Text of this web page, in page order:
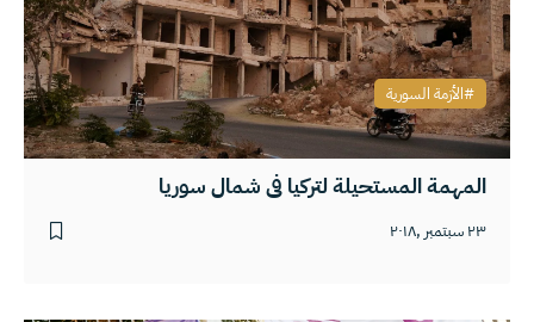
المهمة المستحيلة لتركيا في شمال سوريا
٢٣ سبتمبر ,٢٠١٨
الأزمة السورية